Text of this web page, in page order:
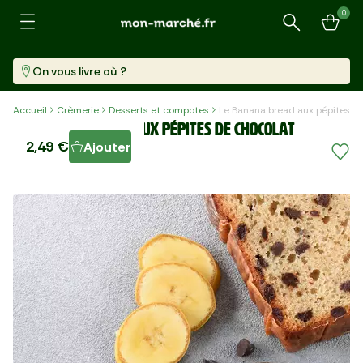
Recherche
0
On vous livre où ?
Accueil Crèmerie Desserts et compotes Le Banana bread aux pépites
Le Banana bread aux pépites de chocolat
2,49 € Ajouter